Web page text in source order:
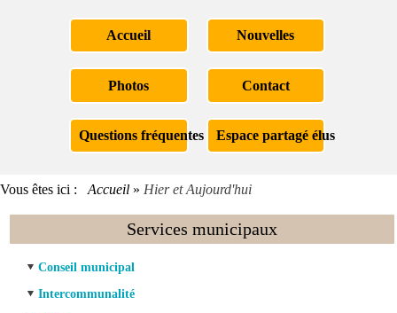
Accueil Nouvelles
Photos Contact
Questions fréquentes Espace partagé élus
Vous êtes ici : Accueil » Hier et Aujourd'hui
Services municipaux
Conseil municipal
Intercommunalité